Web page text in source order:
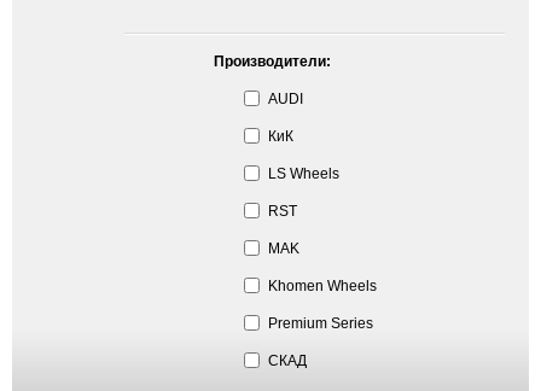
Производители:
AUDI
КиК
LS Wheels
RST
MAK
Khomen Wheels
Premium Series
СКАД